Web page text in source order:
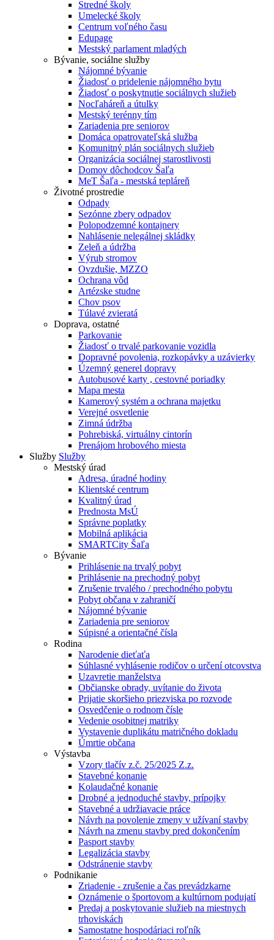
Stredné školy
Umelecké školy
Centrum voľného času
Edupage
Mestský parlament mladých
Bývanie, sociálne služby
Nájomné bývanie
Žiadosť o pridelenie nájomného bytu
Žiadosť o poskytnutie sociálnych služieb
Nocľaháreň a útulky
Mestský terénny tím
Zariadenia pre seniorov
Domáca opatrovateľská služba
Komunitný plán sociálnych služieb
Organizácia sociálnej starostlivosti
Domov dôchodcov Šaľa
MeT Šaľa - mestská tepláreň
Životné prostredie
Odpady
Sezónne zbery odpadov
Polopodzemné kontajnery
Nahlásenie nelegálnej skládky
Zeleň a údržba
Výrub stromov
Ovzdušie, MZZO
Ochrana vôd
Artézske studne
Chov psov
Túlavé zvieratá
Doprava, ostatné
Parkovanie
Žiadosť o trvalé parkovanie vozidla
Dopravné povolenia, rozkopávky a uzávierky
Územný generel dopravy
Autobusové karty , cestovné poriadky
Mapa mesta
Kamerový systém a ochrana majetku
Verejné osvetlenie
Zimná údržba
Pohrebiská, virtuálny cintorín
Prenájom hrobového miesta
Služby Služby
Mestský úrad
Adresa, úradné hodiny
Klientské centrum
Kvalitný úrad
Prednosta MsÚ
Správne poplatky
Mobilná aplikácia
SMARTCity Šaľa
Bývanie
Prihlásenie na trvalý pobyt
Prihlásenie na prechodný pobyt
Zrušenie trvalého / prechodného pobytu
Pobyt občana v zahraničí
Nájomné bývanie
Zariadenia pre seniorov
Súpisné a orientačné čísla
Rodina
Narodenie dieťaťa
Súhlasné vyhlásenie rodičov o určení otcovstva
Uzavretie manželstva
Občianske obrady, uvítanie do života
Prijatie skoršieho priezviska po rozvode
Osvedčenie o rodnom čísle
Vedenie osobitnej matriky
Vystavenie duplikátu matričného dokladu
Úmrtie občana
Výstavba
Vzory tlačív z.č. 25/2025 Z.z.
Stavebné konanie
Kolaudačné konanie
Drobné a jednoduché stavby, prípojky
Stavebné a udržiavacie práce
Návrh na povolenie zmeny v užívaní stavby
Návrh na zmenu stavby pred dokončením
Pasport stavby
Legalizácia stavby
Odstránenie stavby
Podnikanie
Zriadenie - zrušenie a čas prevádzkarne
Oznámenie o športovom a kultúrnom podujatí
Predaj a poskytovanie služieb na miestnych
trhoviskách
Samostatne hospodáriaci roľník